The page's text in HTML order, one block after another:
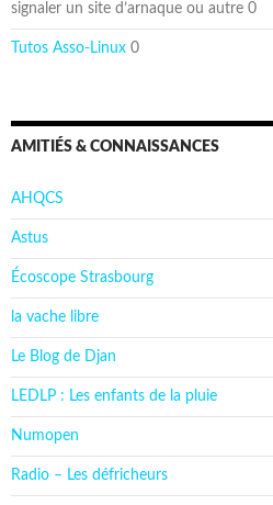
signaler un site d’arnaque ou autre 0
Tutos Asso-Linux 0
AMITIÉS & CONNAISSANCES
AHQCS
Astus
Écoscope Strasbourg
la vache libre
Le Blog de Djan
LEDLP : Les enfants de la pluie
Numopen
Radio – Les défricheurs